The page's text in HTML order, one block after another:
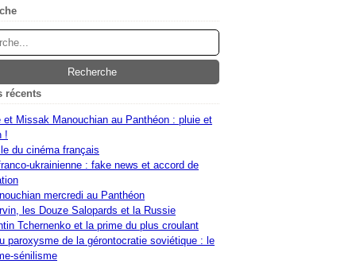
récents
et Missak Manouchian au Panthéon : pluie et
!
du cinéma français
ukrainienne : fake news et accord de
mercredi au Panthéon
les Douze Salopards et la Russie
Tchernenko et la prime du plus croulant
paroxysme de la gérontocratie soviétique : le
sénilisme